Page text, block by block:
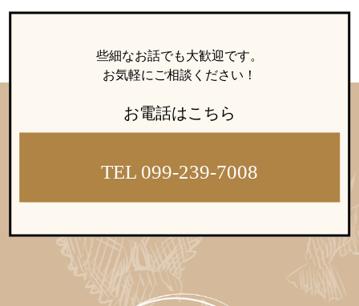
些細なお話でも大歓迎です。
お気軽にご相談ください！
お電話はこちら
TEL 099-239-7008